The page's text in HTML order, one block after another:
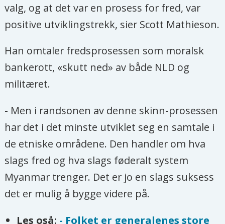
valg, og at det var en prosess for fred, var
positive utviklingstrekk, sier Scott Mathieson.
Han omtaler fredsprosessen som moralsk
bankerott, «skutt ned» av både NLD og
militæret.
- Men i randsonen av denne skinn-prosessen
har det i det minste utviklet seg en samtale i
de etniske områdene. Den handler om hva
slags fred og hva slags føderalt system
Myanmar trenger. Det er jo en slags suksess
det er mulig å bygge videre på.
Les oså: - Folket er generalenes store